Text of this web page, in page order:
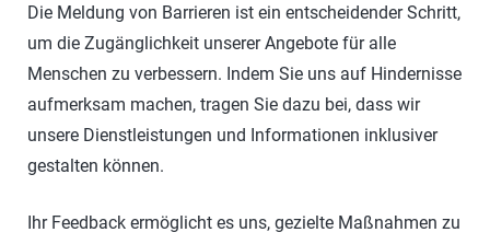
Die Meldung von Barrieren ist ein entscheidender Schritt,
um die Zugänglichkeit unserer Angebote für alle
Menschen zu verbessern. Indem Sie uns auf Hindernisse
aufmerksam machen, tragen Sie dazu bei, dass wir
unsere Dienstleistungen und Informationen inklusiver
gestalten können.
Ihr Feedback ermöglicht es uns, gezielte Maßnahmen zu